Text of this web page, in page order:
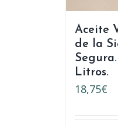
Aceite
de la
Litros.
18,75€